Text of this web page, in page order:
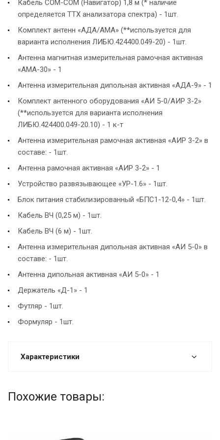
Кабель COM-COM (Навигатор) 1,8 м (* наличие
определяется ТТХ анализатора спектра) - 1шт.
Комплект антенн «АДА/АМА» (**используется для
варианта исполнения ЛИБЮ.424400.049-20) - 1шт.
Антенна магнитная измерительная рамочная активная
«АМА-30» - 1
Антенна измерительная дипольная активная «АДА-9» - 1
Комплект антенного оборудования «АИ 5-0/АИР 3-2»
(**используется для варианта исполнения
ЛИБЮ.424400.049-20.10) - 1 к-т
Антенна измерительная рамочная активная «АИР 3-2» в
составе: - 1шт.
Антенна рамочная активная «АИР 3-2» - 1
Устройство развязывающее «УР-1.6» - 1шт.
Блок питания стабилизированный «БПС1-12-0,4» - 1шт.
Кабель ВЧ (0,25 м) - 1шт.
Кабель ВЧ (6 м) - 1шт.
Антенна измерительная дипольная активная «АИ 5-0» в
составе: - 1шт.
Антенна дипольная активная «АИ 5-0» - 1
Держатель «Д-1» - 1
Футляр - 1шт.
Формуляр - 1шт.
Характеристики
Похожие товары: